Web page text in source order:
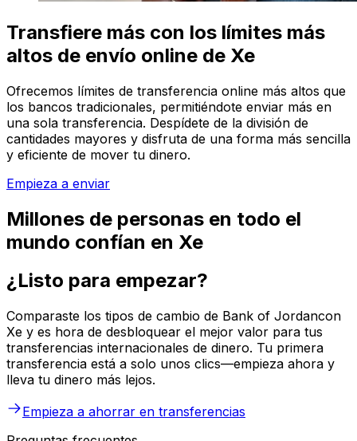
Transfiere más con los límites más
altos de envío online de Xe
Ofrecemos límites de transferencia online más altos que
los bancos tradicionales, permitiéndote enviar más en
una sola transferencia. Despídete de la división de
cantidades mayores y disfruta de una forma más sencilla
y eficiente de mover tu dinero.
Empieza a enviar
Millones de personas en todo el
mundo confían en Xe
¿Listo para empezar?
Comparaste los tipos de cambio de Bank of Jordancon
Xe y es hora de desbloquear el mejor valor para tus
transferencias internacionales de dinero. Tu primera
transferencia está a solo unos clics—empieza ahora y
lleva tu dinero más lejos.
Empieza a ahorrar en transferencias